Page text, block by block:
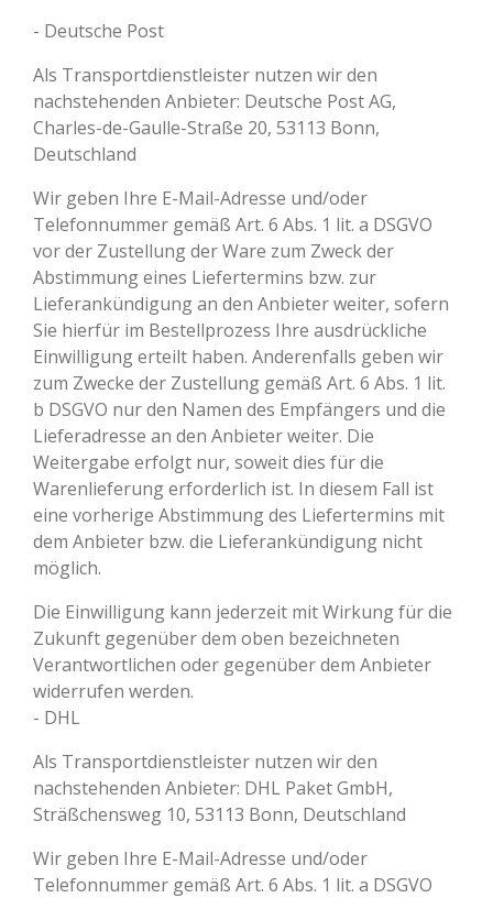
- Deutsche Post
Als Transportdienstleister nutzen wir den
nachstehenden Anbieter: Deutsche Post AG,
Charles-de-Gaulle-Straße 20, 53113 Bonn,
Deutschland
Wir geben Ihre E-Mail-Adresse und/oder
Telefonnummer gemäß Art. 6 Abs. 1 lit. a DSGVO
vor der Zustellung der Ware zum Zweck der
Abstimmung eines Liefertermins bzw. zur
Lieferankündigung an den Anbieter weiter, sofern
Sie hierfür im Bestellprozess Ihre ausdrückliche
Einwilligung erteilt haben. Anderenfalls geben wir
zum Zwecke der Zustellung gemäß Art. 6 Abs. 1 lit.
b DSGVO nur den Namen des Empfängers und die
Lieferadresse an den Anbieter weiter. Die
Weitergabe erfolgt nur, soweit dies für die
Warenlieferung erforderlich ist. In diesem Fall ist
eine vorherige Abstimmung des Liefertermins mit
dem Anbieter bzw. die Lieferankündigung nicht
möglich.
Die Einwilligung kann jederzeit mit Wirkung für die
Zukunft gegenüber dem oben bezeichneten
Verantwortlichen oder gegenüber dem Anbieter
widerrufen werden.
- DHL
Als Transportdienstleister nutzen wir den
nachstehenden Anbieter: DHL Paket GmbH,
Sträßchensweg 10, 53113 Bonn, Deutschland
Wir geben Ihre E-Mail-Adresse und/oder
Telefonnummer gemäß Art. 6 Abs. 1 lit. a DSGVO